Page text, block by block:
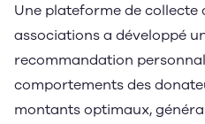
Une plateforme de collecte
associations a développé
recommandation
comportements des
montants optimaux,